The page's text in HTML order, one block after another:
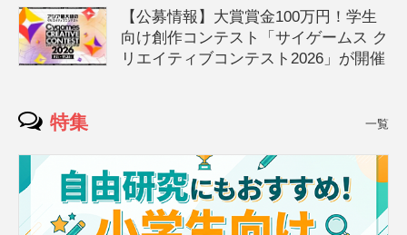
【公募情報】大賞賞金100万円！学生
向け創作コンテスト「サイゲームス ク
リエイティブコンテスト2026」が開催
特集 一覧